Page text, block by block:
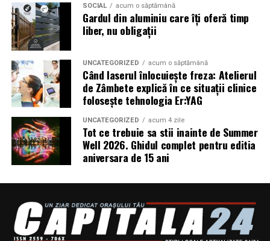
funcționează
Tămâie și ritualuri – pentru cei care vor să meargă
mai departe în explorarea stărilor de bine
Și încă o întrebare: Când a fost ultima dată când ți-ai
oferit cadou un moment cu adevărat doar pentru tine,
fără vinovăție?
Implicațiile unui astfel de
concept în comunitatea locală
nu e doar o mișcare de business. E o declarație.
Pe termen scurt, un astfel de loc devine un punct de
SOCIAL acum o săptămână
Gardul din aluminiu care îți oferă timp
liber, nu obligații
UNCATEGORIZED acum o săptămână
Când laserul înlocuiește freza: Atelierul
de Zâmbete explică în ce situații clinice
folosește tehnologia Er:YAG
UNCATEGORIZED acum 4 zile
Tot ce trebuie sa stii inainte de Summer
Well 2026. Ghidul complet pentru editia
aniversara de 15 ani